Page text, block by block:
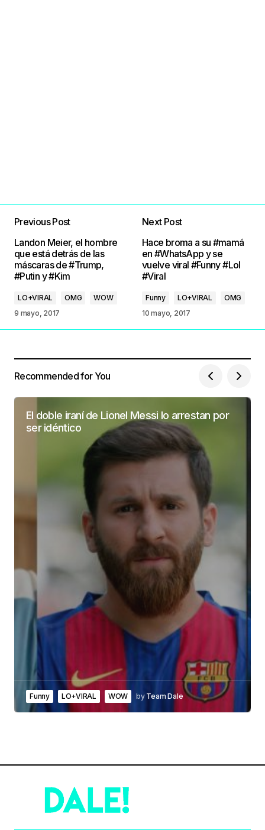
Previous Post
Landon Meier, el hombre
que está detrás de las
máscaras de #Trump,
#Putin y #Kim
LO+VIRAL OMG
WOW
9 mayo, 2017
Next Post
Hace broma a su #mamá
en #WhatsApp y se
vuelve viral #Funny #Lol
#Viral
Funny LO+VIRAL
OMG
10 mayo, 2017
Recommended for You
El doble iraní de Lionel Messi lo arrestan por
ser idéntico
Funny LO+VIRAL WOW by Team Dale